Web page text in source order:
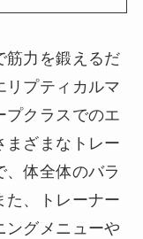
筋力を鍛えるだ
リプティカルマ
プクラスでのエ
まざまなトレー
体全体のバラ
た、トレーナー
ングメニューや